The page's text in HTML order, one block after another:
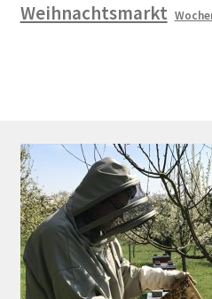
Weihnachtsmarkt